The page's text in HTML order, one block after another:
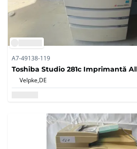
A7-49138-119
Toshiba Studio 281c Imprimantă
Velpke,DE